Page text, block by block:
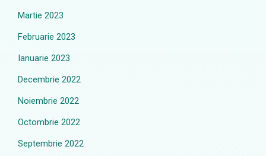
Martie 2023
Februarie 2023
Ianuarie 2023
Decembrie 2022
Noiembrie 2022
Octombrie 2022
Septembrie 2022